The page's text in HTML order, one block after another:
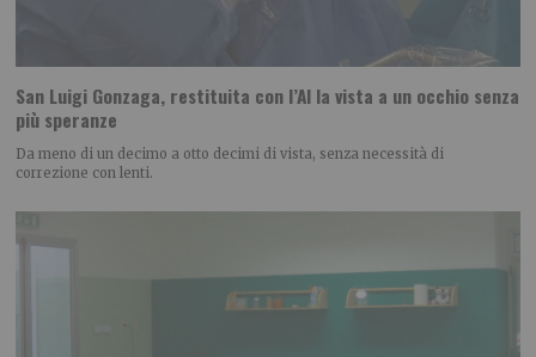
San Luigi Gonzaga, restituita con l’AI la vista a un occhio senza
più speranze
Da meno di un decimo a otto decimi di vista, senza necessità di
correzione con lenti.